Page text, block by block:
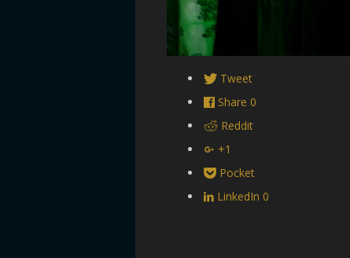
Tweet
Share 0
Reddit
+1
Pocket
LinkedIn 0